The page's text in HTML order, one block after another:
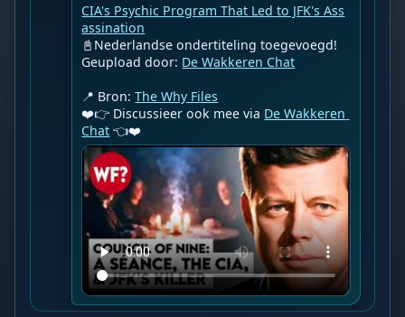
CIA's Psychic Program That Led to JFK's Ass
assination
📓Nederlandse ondertiteling toegevoegd!
Geupload door: De Wakkeren Chat
📍 Bron: The Why Files
❤️👉 Discussieer ook mee via De Wakkeren
Chat 👈❤️